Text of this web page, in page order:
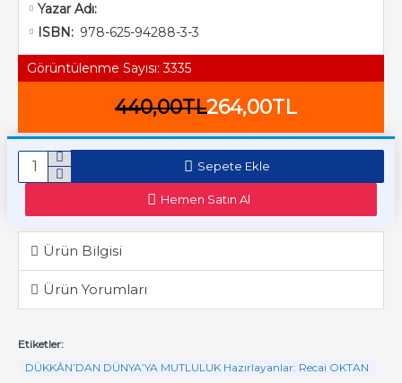
Yazar Adı:
ISBN: 978-625-94288-3-3
Görüntülenme Sayısı: 3335
264,00TL
440,00TL
Sepete Ekle
Hemen Satın Al
Ürün Bilgisi
Ürün Yorumları
Etiketler:
DÜKKÂN’DAN DÜNYA’YA MUTLULUK Hazırlayanlar: Recai OKTAN